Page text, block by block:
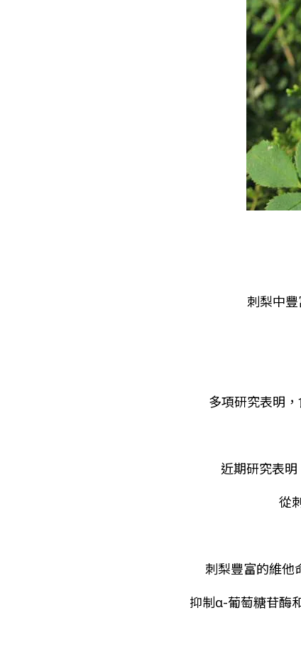
刺梨中
多項研究表明
近期研究表
從
刺梨豐富的維他
抑制α-葡萄糖苷酶